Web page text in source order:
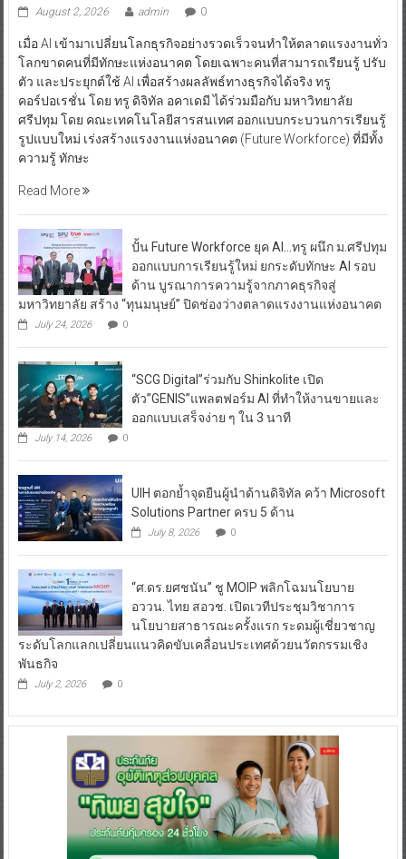
August 2, 2026 admin 0
เมื่อ AI เข้ามาเปลี่ยนโลกธุรกิจอย่างรวดเร็วจนทำให้ตลาดแรงงานทั่ว
โลกขาดคนที่มีทักษะแห่งอนาคต โดยเฉพาะคนที่สามารถเรียนรู้ ปรับ
ตัว และประยุกต์ใช้ AI เพื่อสร้างผลลัพธ์ทางธุรกิจได้จริง ทรู
คอร์ปอเรชั่น โดย ทรู ดิจิทัล อคาเดมี ได้ร่วมมือกับ มหาวิทยาลัย
ศรีปทุม โดย คณะเทคโนโลยีสารสนเทศ ออกแบบกระบวนการเรียนรู้
รูปแบบใหม่ เร่งสร้างแรงงานแห่งอนาคต (Future Workforce) ที่มีทั้ง
ความรู้ ทักษะ
Read More
ปั้น Future Workforce ยุค AI…ทรู ผนึก ม.ศรีปทุม
ออกแบบการเรียนรู้ใหม่ ยกระดับทักษะ AI รอบ
ด้าน บูรณาการความรู้จากภาคธุรกิจสู่
มหาวิทยาลัย สร้าง “ทุนมนุษย์” ปิดช่องว่างตลาดแรงงานแห่งอนาคต
July 24, 2026 0
“SCG Digital”ร่วมกับ Shinkolite เปิด
ตัว”GENIS”แพลตฟอร์ม AI ที่ทำให้งานขายและ
ออกแบบเสร็จง่าย ๆ ใน 3 นาที
July 14, 2026 0
UIH ตอกย้ำจุดยืนผู้นำด้านดิจิทัล คว้า Microsoft
Solutions Partner ครบ 5 ด้าน
July 8, 2026 0
“ศ.ดร.ยศชนัน” ชู MOIP พลิกโฉมนโยบาย
อววน. ไทย สอวช. เปิดเวทีประชุมวิชาการ
นโยบายสาธารณะครั้งแรก ระดมผู้เชี่ยวชาญ
ระดับโลกแลกเปลี่ยนแนวคิดขับเคลื่อนประเทศด้วยนวัตกรรมเชิง
พันธกิจ
July 2, 2026 0